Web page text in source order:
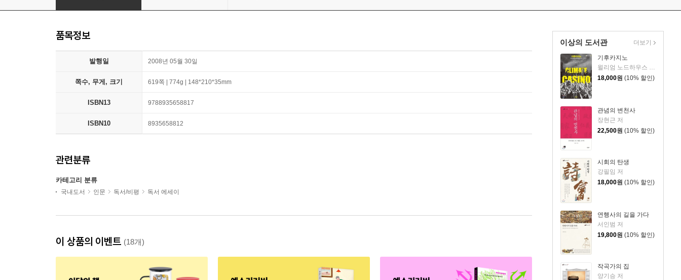
이상의 도서관
기후카지노
윌리엄 노드하우스 저/황성원 역
18,000원 (10% 할인)
관념의 변천사
장현근 저
22,500원 (10% 할인)
시회의 탄생
강필임 저
18,000원 (10% 할인)
연행사의 길을 가다
서인범 저
19,800원 (10% 할인)
작곡가의 집
양기승 저
더보기
품목정보
발행일 2008년 05월 30일
쪽수, 무게, 크기 619쪽 | 774g | 148*210*35mm
ISBN13 9788935658817
ISBN10 8935658812
관련분류
카테고리 분류
국내도서 인문 독서/비평 독서 에세이
이 상품의 이벤트 (18개)